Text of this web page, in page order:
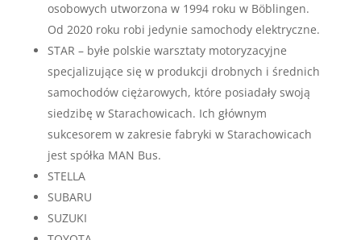
osobowych utworzona w 1994 roku w Böblingen.
Od 2020 roku robi jedynie samochody elektryczne.
STAR – byłe polskie warsztaty motoryzacyjne
specjalizujące się w produkcji drobnych i średnich
samochodów ciężarowych, które posiadały swoją
siedzibę w Starachowicach. Ich głównym
sukcesorem w zakresie fabryki w Starachowicach
jest spółka MAN Bus.
STELLA
SUBARU
SUZUKI